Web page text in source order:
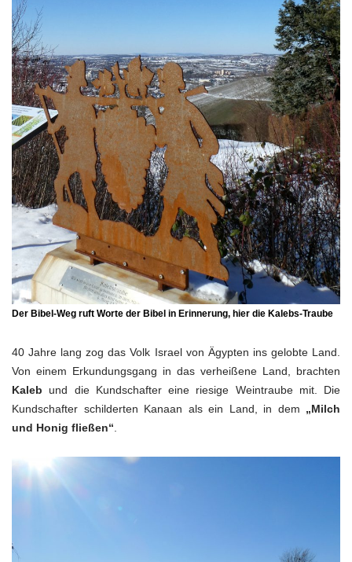
Der Bibel-Weg ruft Worte der Bibel in Erinnerung, hier die Kalebs-Traube
40 Jahre lang zog das Volk Israel von Ägypten ins gelobte Land.
Von einem Erkundungsgang in das verheißene Land, brachten
Kaleb und die Kundschafter eine riesige Weintraube mit. Die
Kundschafter schilderten Kanaan als ein Land, in dem „Milch
und Honig fließen“.